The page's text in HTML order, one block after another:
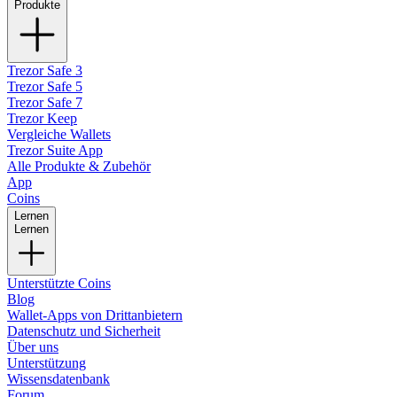
Produkte
Trezor Safe 3
Trezor Safe 5
Trezor Safe 7
Trezor Keep
Vergleiche Wallets
Trezor Suite App
Alle Produkte & Zubehör
App
Coins
Lernen
Lernen
Unterstützte Coins
Blog
Wallet-Apps von Drittanbietern
Datenschutz und Sicherheit
Über uns
Unterstützung
Wissensdatenbank